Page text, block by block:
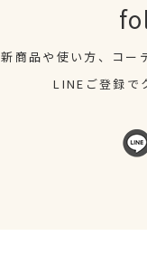
新商品や使い方、コー
LINEご登録で